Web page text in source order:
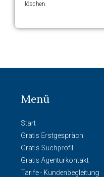
löschen.
Menü
Start
Gratis Erstgespräch
Gratis Suchprofil
Gratis Agenturkontakt
Tarife - Kundenbegleitung